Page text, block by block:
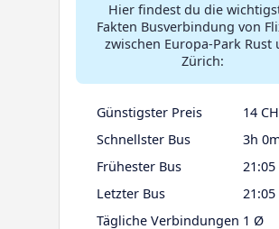
Hier findest du die
Fakten Busverbindung von
zwischen Europa-Park Rust
Zürich:
Günstigster Preis
14
Schnellster Bus
3h
Frühester Bus
Letzter Bus
Tägliche Verbindungen 1 Ø